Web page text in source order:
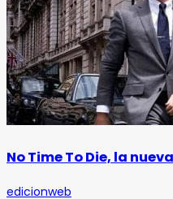
No Time To Die, la
edicionweb